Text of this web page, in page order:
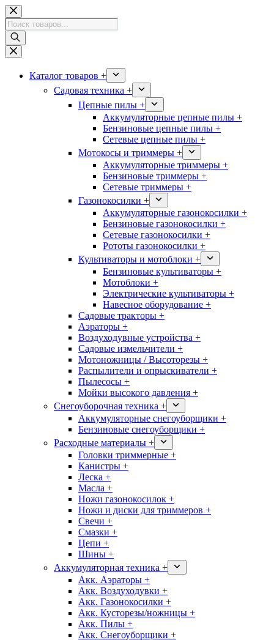
Перейти
к
сути
Поиск
товаров
Каталог товаров +
Садовая техника +
Цепные пилы +
Аккумуляторные цепные пилы +
Бензиновые цепные пилы +
Сетевые цепные пилы +
Мотокосы и триммеры +
Аккумуляторные триммеры +
Бензиновые триммеры +
Сетевые триммеры +
Газонокосилки +
Аккумуляторные газонокосилки +
Бензиновые газонокосилки +
Сетевые газонокосилки +
Рототы газонокосилки +
Культиваторы и мотоблоки +
Бензиновые культиваторы +
Мотоблоки +
Электрические культиваторы +
Навесное оборудование +
Садовые тракторы +
Аэраторы +
Воздуходувные устройства +
Садовые измельчители +
Мотоножницы / Высоторезы +
Распылители и опрыскиватели +
Пылесосы +
Мойки высокого давления +
Снегоуборочная техника +
Аккумуляторные снегоуборщики +
Бензиновые снегоуборщики +
Расходные материалы +
Головки триммерные +
Канистры +
Леска +
Масла +
Ножи газонокосилок +
Ножи и диски для триммеров +
Свечи +
Смазки +
Цепи +
Шины +
Аккумуляторная техника +
Акк. Аэраторы +
Акк. Воздуходувки +
Акк. Газонокосилки +
Акк. Кусторезы/ножницы +
Акк. Пилы +
Акк. Снегоуборщики +